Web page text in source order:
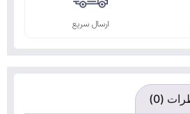
ارسال سریع
(0)